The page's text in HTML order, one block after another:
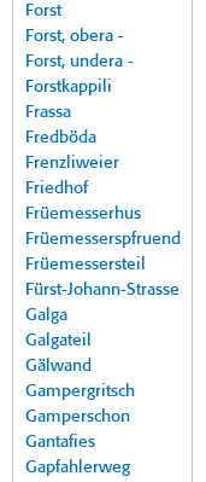
Forst
Forst, obera -
Forst, undera -
Forstkappili
Frassa
Fredböda
Frenzliweier
Friedhof
Früemesserhus
Früemesserspfruend
Früemessersteil
Fürst-Johann-Strasse
Galga
Galgateil
Gälwand
Gampergritsch
Gamperschon
Gantafies
Gapfahlerweg